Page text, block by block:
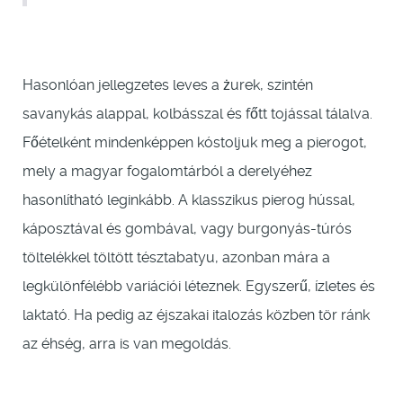
Hasonlóan jellegzetes leves a żurek, szintén
savanykás alappal, kolbásszal és főtt tojással tálalva.
Főételként mindenképpen kóstoljuk meg a pierogot,
mely a magyar fogalomtárból a derelyéhez
hasonlítható leginkább. A klasszikus pierog hússal,
káposztával és gombával, vagy burgonyás-túrós
töltelékkel töltött tésztabatyu, azonban mára a
legkülönfélébb variációi léteznek. Egyszerű, ízletes és
laktató. Ha pedig az éjszakai italozás közben tör ránk
az éhség, arra is van megoldás.